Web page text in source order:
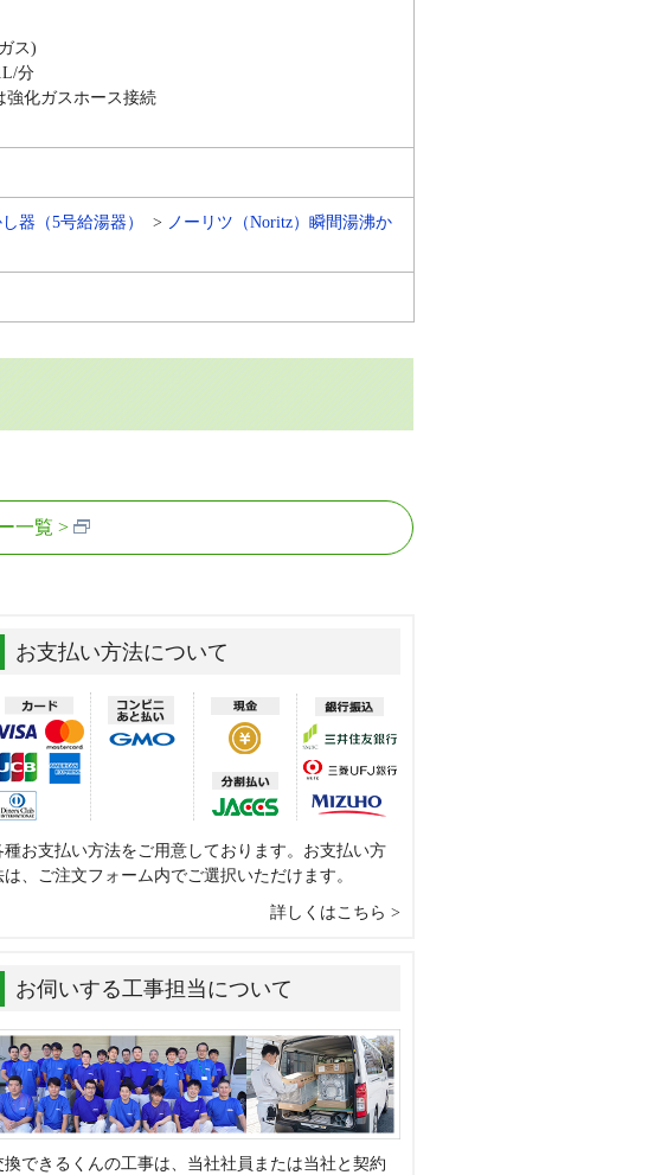
ス)
分
強化ガスホース接続
器（5号給湯器）
ノーリツ（Noritz）瞬間湯沸か
一覧
お支払い方法について
種お支払い方法をご用意しております。お支払い方
は、ご注文フォーム内でご選択いただけます。
詳しくはこちら
お伺いする工事担当について
換できるくんの工事は、当社社員または当社と契約